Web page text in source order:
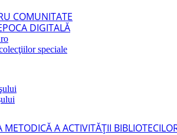
COMUNITATE
DIGITALĂ
speciale
METODICĂ A ACTIVITĂŢII